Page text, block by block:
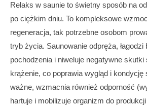
Relaks w saunie to świetny sposób na
po ciężkim dniu. To kompleksowe
regeneracja, tak potrzebne osobom
tryb życia. Saunowanie odpręża, łagodzi
pochodzenia i niweluje negatywne
krążenie, co poprawia wygląd i
ważne, wzmacnia również odporność
hartuje i mobilizuje organizm do